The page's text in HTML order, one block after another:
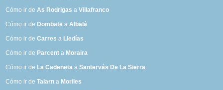
Cómo ir deAs Rodrigas aVillafranco
Cómo ir de Dombate aAlbalá
Cómo ir deCarres a Lledías
Cómo ir de Parcent a Moraira
Cómo ir de La Cadeneta aSantervás De La Sierra
Cómo ir deTalarn a Moriles